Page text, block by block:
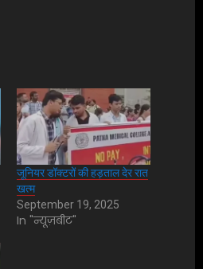
जूनियर डॉक्टरों की हड़ताल देर रात
खत्म
September 19, 2025
In "न्यूज़बीट"